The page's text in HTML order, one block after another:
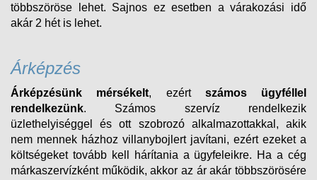
többszöröse lehet. Sajnos ez esetben a várakozási idő
akár 2 hét is lehet.
Árképzés
Árképzésünk mérsékelt, ezért számos ügyféllel
rendelkezünk. Számos szervíz rendelkezik
üzlethelyiséggel és ott szobrozó alkalmazottakkal, akik
nem mennek házhoz villanybojlert javítani, ezért ezeket a
költségeket tovább kell hárítania a ügyfeleikre. Ha a cég
márkaszervízként működik, akkor az ár akár többszörösére